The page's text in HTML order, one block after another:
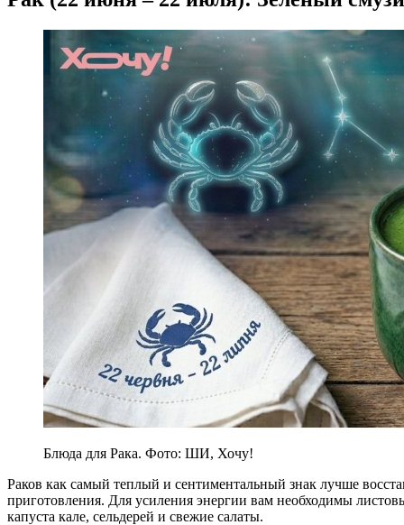
Блюда для Рака. Фото: ШИ, Хочу!
Раков как самый теплый и сентиментальный знак лучше
приготовления. Для усиления энергии вам необходимы
капуста кале, сельдерей и свежие салаты.